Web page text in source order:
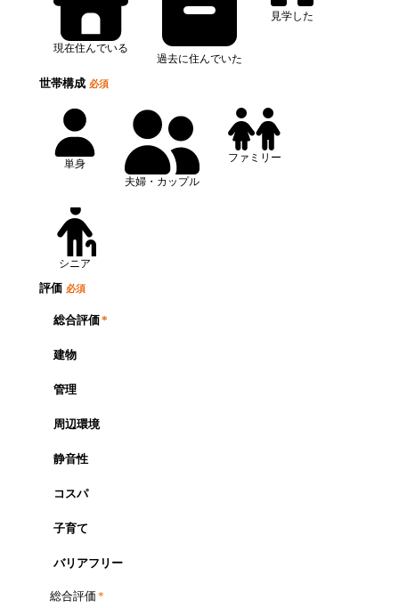
現在住んでいる
過去に住んでいた
見学した
世帯構成 必須
単身
夫婦・カップル
ファミリー
シニア
評価 必須
総合評価*
建物
管理
周辺環境
静音性
コスパ
子育て
バリアフリー
総合評価 *